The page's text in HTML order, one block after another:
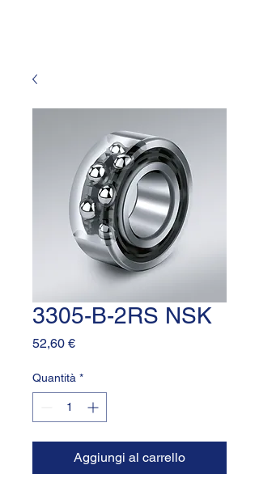
3305-B-2RS NSK
52,60 €Prezzo
Quantità *
Aggiungi al carrello